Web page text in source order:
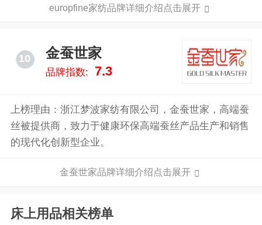
用户们的喜爱，虽然europfine家纺已经取得一些不错的
最顶尖品牌努力。
europfine家纺品牌详细介绍点击展开
10 金蚕世家
品牌指数: 7.3
上榜理由：浙江梦波家纺有限公司，金蚕世家，高端蚕
丝被提供商，致力于健康环保高端蚕丝产品生产和销售
的现代化创新型企业。
金蚕世家品牌详细介绍点击展开
床上用品相关榜单